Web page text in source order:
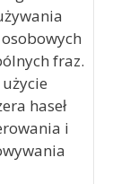
fraz.
użycie
haseł
i